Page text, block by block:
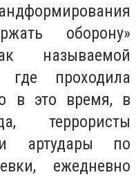
оборону»
называемой
где проходила
в это время, в
террористы
артудары по
ежедневно